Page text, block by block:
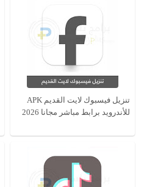
تنزيل فيسبوك لايت القديم APK
للأندرويد برابط مباشر مجانا 2026